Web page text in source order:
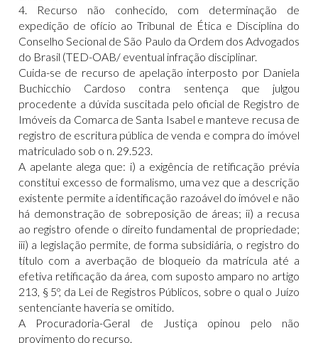
4. Recurso não conhecido, com determinação de
expedição de ofício ao Tribunal de Ética e Disciplina do
Conselho Secional de São Paulo da Ordem dos Advogados
do Brasil (TED-OAB/ eventual infração disciplinar.
Cuida-se de recurso de apelação interposto por Daniela
Buchicchio Cardoso contra sentença que julgou
procedente a dúvida suscitada pelo oficial de Registro de
Imóveis da Comarca de Santa Isabel e manteve recusa de
registro de escritura pública de venda e compra do imóvel
matriculado sob o n. 29.523.
A apelante alega que: i) a exigência de retificação prévia
constitui excesso de formalismo, uma vez que a descrição
existente permite a identificação razoável do imóvel e não
há demonstração de sobreposição de áreas; ii) a recusa
ao registro ofende o direito fundamental de propriedade;
iii) a legislação permite, de forma subsidiária, o registro do
título com a averbação de bloqueio da matrícula até a
efetiva retificação da área, com suposto amparo no artigo
213, § 5º, da Lei de Registros Públicos, sobre o qual o Juízo
sentenciante haveria se omitido.
A Procuradoria-Geral de Justiça opinou pelo não
provimento do recurso.